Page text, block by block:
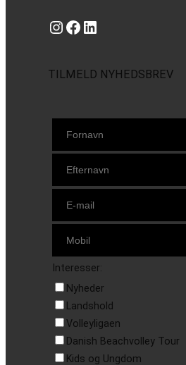
Instagram https://www.facebook.com/danishbeachvolleytour LinkedIn
TILMELD NYHEDSBREV
Interesser:
Nyheder
Landshold
Volleyligaen
Danish Beachvolley Tour
Kids og Ungdom